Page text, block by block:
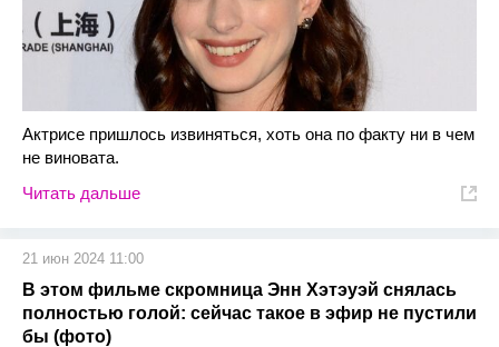
Актрисе пришлось извиняться, хоть она по факту ни в чем
не виновата.
Читать дальше
21 июн 2024 11:00
В этом фильме скромница Энн Хэтэуэй снялась
полностью голой: сейчас такое в эфир не пустили
бы (фото)